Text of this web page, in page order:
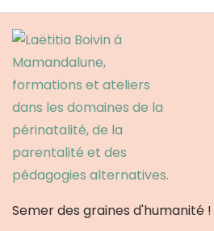
Semer des graines d'humanité !